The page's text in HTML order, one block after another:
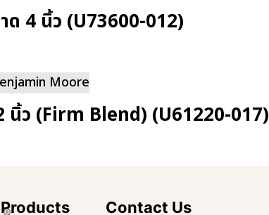
ด 4 นิ้ว (U73600-012)
ว (Firm Blend) (U61220-017)
Contact Us